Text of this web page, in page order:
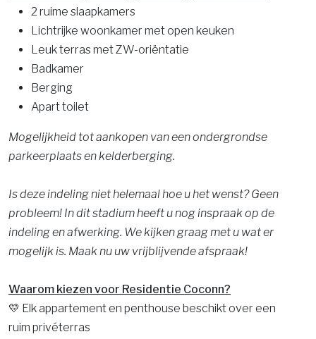
2 ruime slaapkamers
Lichtrijke woonkamer met open keuken
Leuk terras met ZW-oriëntatie
Badkamer
Berging
Apart toilet
Mogelijkheid tot aankopen van een ondergrondse
parkeerplaats en kelderberging.
Is deze indeling niet helemaal hoe u het wenst? Geen
probleem! In dit stadium heeft u nog inspraak op de
indeling en afwerking. We kijken graag met u wat er
mogelijk is. Maak nu uw vrijblijvende afspraak!
Waarom kiezen voor Residentie Coconn?
💛 Elk appartement en penthouse beschikt over een
ruim privéterras